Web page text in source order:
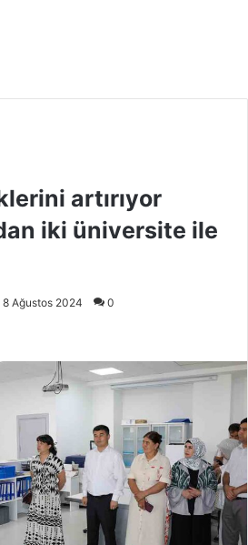
artırıyor
iki üniversite ile
8 Ağustos 2024 0